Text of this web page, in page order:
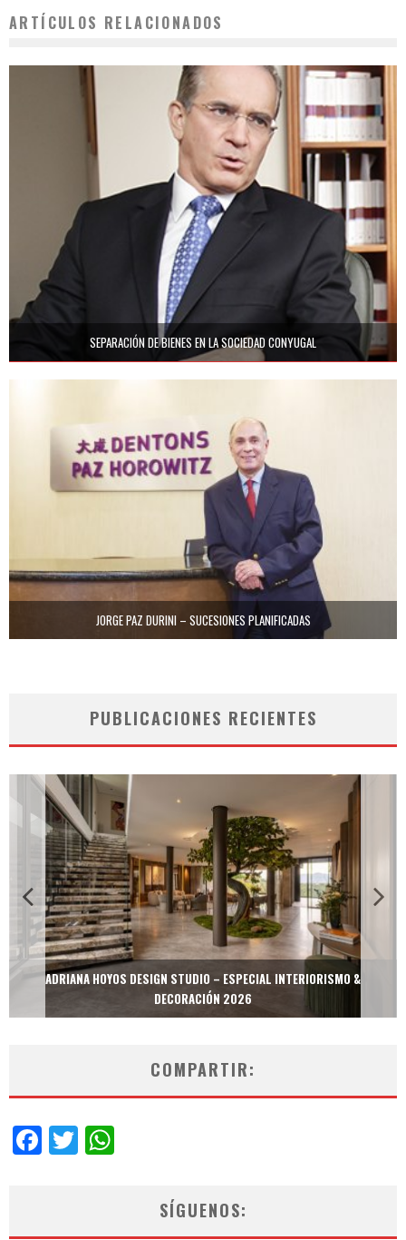
ARTÍCULOS RELACIONADOS
SEPARACIÓN DE BIENES EN LA SOCIEDAD CONYUGAL
JORGE PAZ DURINI – SUCESIONES PLANIFICADAS
PUBLICACIONES RECIENTES
MULTIOFICINAS / AMOBLARE / TREZE – ESPECIAL INTERIORISMO &
DECORACIÓN 2026
COMPARTIR:
Facebook
Twitter
SÍGUENOS: